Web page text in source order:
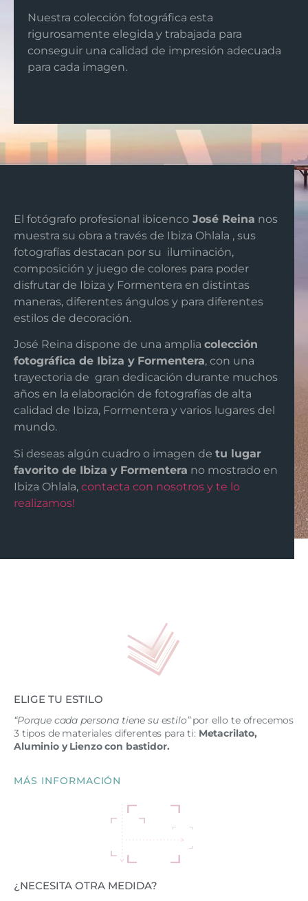
Nuestra colección fotográfica esta
rigurosamente elegida y trabajada para
conseguir una calidad de impresión adecuada
para cada imagen.
El fotógrafo profesional ibicenco José Reina nos
muestra su obra a través de Ibiza Ohlala , sus
fotografías destacan por su iluminación,
composición y juego de colores para poder
disfrutar de Ibiza y Formentera en distintas
maneras, diferentes ángulos y para diferentes
estilos de decoración.
José Reina dispone de una amplia colección
fotográfica de Ibiza y Formentera, con una
trayectoria de gran dedicación durante muchos
años en la elaboración de fotografías de alta
calidad de Ibiza, Formentera y varios lugares del
mundo.
Si deseas algún cuadro o imagen de tu lugar
favorito de Ibiza y Formentera no mostrado en
Ibiza Ohlala, contacta con nosotros y te lo
realizamos!
ELIGE TU ESTILO
“Porque cada persona tiene su estilo”por ello te ofrecemos
3 tipos de materiales diferentes para ti: Metacrilato,
Aluminio y Lienzo con bastidor.
MÁS INFORMACIÓN
¿NECESITA OTRA MEDIDA?